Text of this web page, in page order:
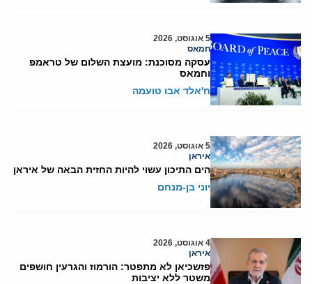
5 אוגוסט, 2026
חמאס
עסקה מסוכנת: מועצת השלום של טראמפ
וחמאס
ח'אלד אבו טועמה
5 אוגוסט, 2026
איראן
הים התיכון עשוי להיות החזית הבאה של איראן
יוני בן-מנחם
4 אוגוסט, 2026
איראן
פזשכיאן לא מתפטר: הורמוז והגרעין חושפים
משטר ללא יציבות